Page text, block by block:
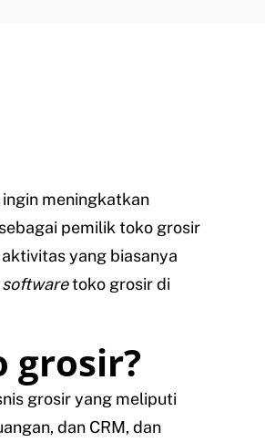
meningkatkan
pemilik toko grosir
yang biasanya
softwaretoko grosir di
grosir?
grosir yang meliputi
dan CRM, dan